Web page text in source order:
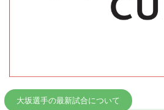
大坂選手の最新試合について